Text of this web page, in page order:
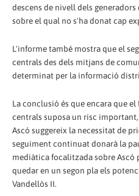
descens de nivell dels generadors
sobre el qual no s'ha donat cap
L'informe també mostra que el
centrals des dels mitjans de
determinat per la informació
La conclusió és que encara que
centrals suposa un risc
Ascó suggereix la necessitat de
seguiment continuat donarà la
mediàtica focalitzada sobre Ascó
quedar en un segon pla els
Vandellòs II.